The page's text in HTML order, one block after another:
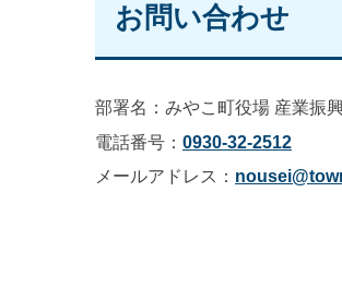
お問い合わせ
部署名：みやこ町役場 産業振
電話番号： 0930-32-2512
メールアドレス：